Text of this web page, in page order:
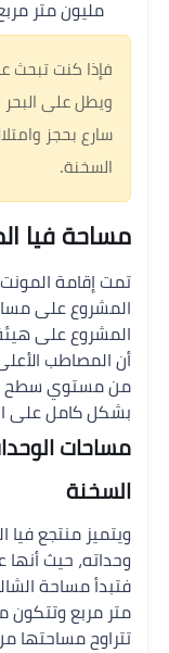
مليون متر
فإذا كنت تبحث
ويطل على البحر
سارع بحجز
السخنة.
مساحة فيا
تمت إقامة المونت
من مستوي سطح
بشكل كامل على
مساحات
السخنة
ويتميز منتجع فيا
وحداته، حيث
متر مربع وتتكون